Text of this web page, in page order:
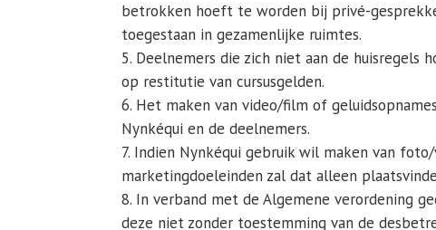
betrokken hoeft te worden bij privé-
toegestaan in gezamenlijke ruimtes.
Deelnemers die zich niet aan de huisregels
op restitutie van cursusgelden.
Het maken van video/film of
Nynkéqui en de deelnemers.
Indien Nynkéqui gebruik wil maken van
marketingdoeleinden zal dat alleen
In verband met de Algemene verordening
deze niet zonder toestemming van de